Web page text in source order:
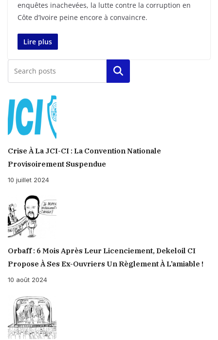
enquêtes inachevées, la lutte contre la corruption en
Côte d’Ivoire peine encore à convaincre.
Lire plus
Rechercher
Crise À La JCI-CI : La Convention Nationale
Provisoirement Suspendue
10 juillet 2024
Orbaff : 6 Mois Après Leur Licenciement, Dekeloil CI
Propose À Ses Ex-Ouvriers Un Règlement À L’amiable !
10 août 2024